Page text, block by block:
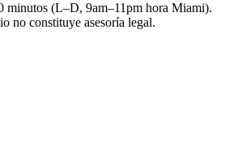
minutos (L–D, 9am–11pm hora Miami).
no constituye asesoría legal.